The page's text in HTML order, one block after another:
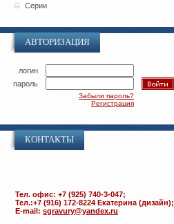
Серии
АВТОРИЗАЦИЯ
логин
пароль
Забыли пароль?
Регистрация
КОНТАКТЫ
Тел. офис: +7 (925) 740-3-047;
Тел.:+7 (916) 172-8224 Екатерина (дизайн);
E-mail: sgravury@yandex.ru